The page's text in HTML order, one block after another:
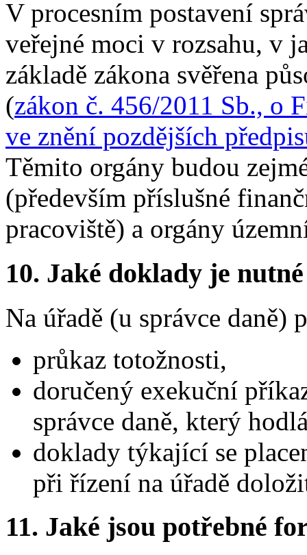
V procesním postavení
veřejné moci v rozsahu, v
základě zákona svěřena
(zákon č. 456/2011 Sb., o
ve znění pozdějších
Těmito orgány budou
(především příslušné
pracoviště) a orgány
10. Jaké doklady je
Na úřadě (u správce daně)
průkaz totožnosti,
doručený exekuční
správce daně, který
doklady týkající se
při řízení na úřadě
11. Jaké jsou potřebné